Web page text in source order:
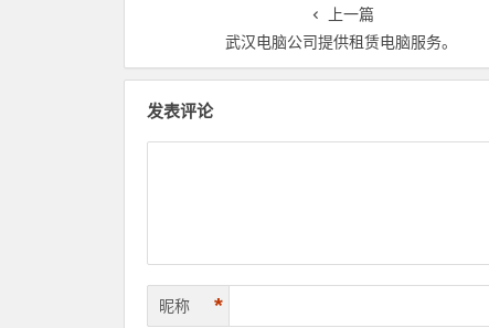
上一篇
武汉电脑公司提供租赁电脑服务。
发表评论
昵称 *